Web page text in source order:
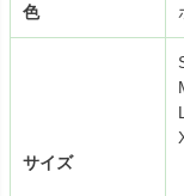
色
サイズ